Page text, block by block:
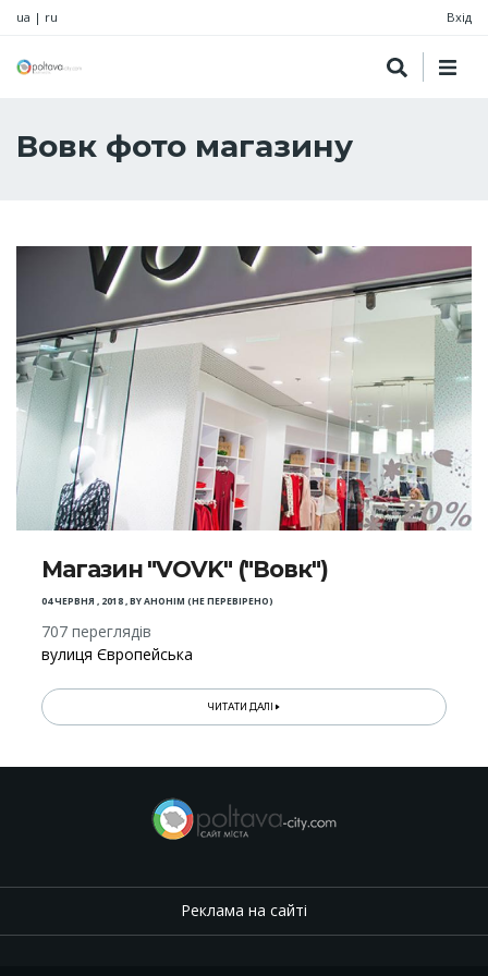
ua | ru Вхід
Вовк фото магазину
Магазин "VOVK" ("Вовк")
04 ЧЕРВНЯ , 2018,BYАНОНІМ (НЕ ПЕРЕВІРЕНО)
707 переглядів
вулиця Європейська
ЧИТАТИ ДАЛІ
Реклама на сайті